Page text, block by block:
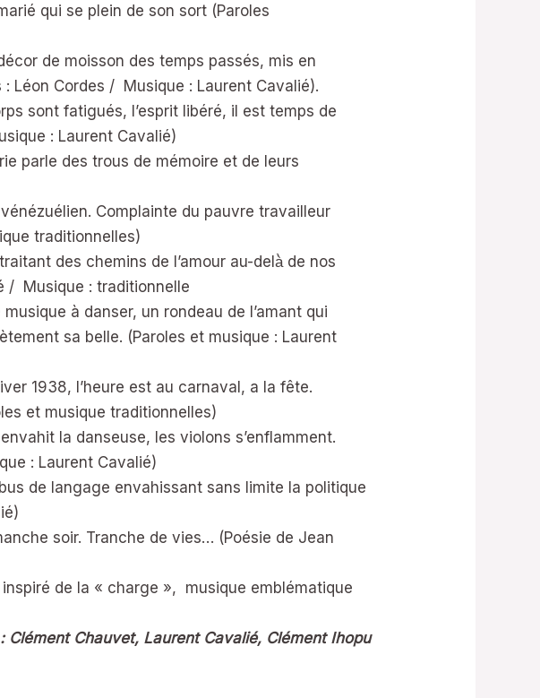
qui se plein de son sort (Paroles
de moisson des temps passés, mis en
Léon Cordes / Musique : Laurent Cavalié).
sont fatigués, l’esprit libéré, il est temps de
: Laurent Cavalié)
parle des trous de mémoire et de leurs
Complainte du pauvre travailleur
traditionnelles)
des chemins de l’amour au-delà̀ de nos
/ Musique : traditionnelle
à danser, un rondeau de l’amant qui
sa belle. (Paroles et musique : Laurent
1938, l’heure est au carnaval, a la fête.
et musique traditionnelles)
la danseuse, les violons s’enflamment.
: Laurent Cavalié)
de langage envahissant sans limite la politique
soir. Tranche de vies… (Poésie de Jean
de la « charge », musique emblématique
Clément Chauvet, Laurent Cavalié, Clément Ihopu